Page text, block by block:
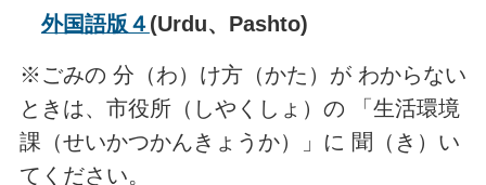
外国語版４(Urdu、Pashto)
※ごみの 分（わ）け方（かた）が わからない
ときは、市役所（しやくしょ）の 「生活環境
課（せいかつかんきょうか）」に 聞（き）い
てください。